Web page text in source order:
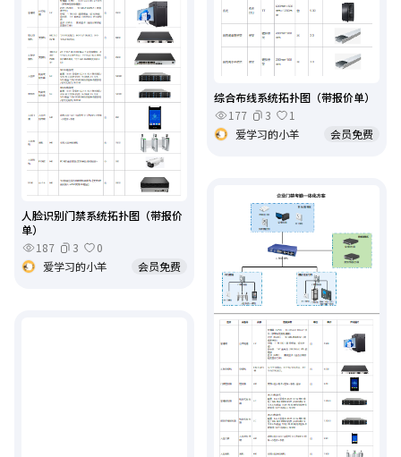
综合布线系统拓扑图（带报价单）
177
3
1
爱学习的小羊
会员免费
人脸识别门禁系统拓扑图（带报价
单）
187
3
0
爱学习的小羊
会员免费